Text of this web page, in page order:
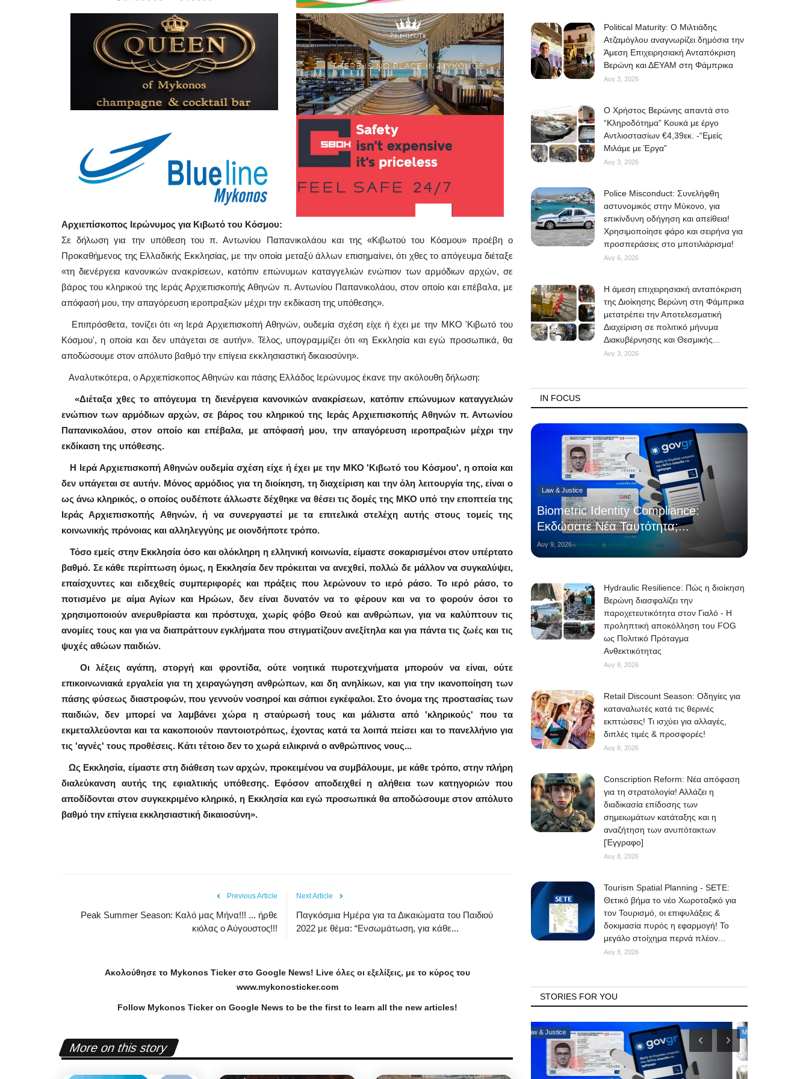
Αρχιεπίσκοπος Ιερώνυμος για Κιβωτό του Κόσμου:
Σε δήλωση για την υπόθεση του π. Αντωνίου Παπανικολάου και της «Κιβωτού του Κόσμου» προέβη ο
Προκαθήμενος της Ελλαδικής Εκκλησίας, με την οποία μεταξύ άλλων επισημαίνει, ότι χθες το απόγευμα διέταξε
«τη διενέργεια κανονικών ανακρίσεων, κατόπιν επώνυμων καταγγελιών ενώπιον των αρμόδιων αρχών, σε
βάρος του κληρικού της Ιεράς Αρχιεπισκοπής Αθηνών π. Αντωνίου Παπανικολάου, στον οποίο και επέβαλα, με
απόφασή μου, την απαγόρευση ιεροπραξιών μέχρι την εκδίκαση της υπόθεσης».
Επιπρόσθετα, τονίζει ότι «η Ιερά Αρχιεπισκοπή Αθηνών, ουδεμία σχέση είχε ή έχει με την ΜΚΟ 'Κιβωτό του
Κόσμου', η οποία και δεν υπάγεται σε αυτήν». Τέλος, υπογραμμίζει ότι «η Εκκλησία και εγώ προσωπικά, θα
αποδώσουμε στον απόλυτο βαθμό την επίγεια εκκλησιαστική δικαιοσύνη».
Αναλυτικότερα, ο Αρχιεπίσκοπος Αθηνών και πάσης Ελλάδος Ιερώνυμος έκανε την ακόλουθη δήλωση:
«Διέταξα χθες το απόγευμα τη διενέργεια κανονικών ανακρίσεων, κατόπιν επώνυμων καταγγελιών
ενώπιον των αρμόδιων αρχών, σε βάρος του κληρικού της Ιεράς Αρχιεπισκοπής Αθηνών π. Αντωνίου
Παπανικολάου, στον οποίο και επέβαλα, με απόφασή μου, την απαγόρευση ιεροπραξιών μέχρι την
εκδίκαση της υπόθεσης.
Η Ιερά Αρχιεπισκοπή Αθηνών ουδεμία σχέση είχε ή έχει με την ΜΚΟ 'Κιβωτό του Κόσμου', η οποία και
δεν υπάγεται σε αυτήν. Μόνος αρμόδιος για τη διοίκηση, τη διαχείριση και την όλη λειτουργία της, είναι ο
ως άνω κληρικός, ο οποίος ουδέποτε άλλωστε δέχθηκε να θέσει τις δομές της ΜΚΟ υπό την εποπτεία της
Ιεράς Αρχιεπισκοπής Αθηνών, ή να συνεργαστεί με τα επιτελικά στελέχη αυτής στους τομείς της
κοινωνικής πρόνοιας και αλληλεγγύης με οιονδήποτε τρόπο.
Τόσο εμείς στην Εκκλησία όσο και ολόκληρη η ελληνική κοινωνία, είμαστε σοκαρισμένοι στον υπέρτατο
βαθμό. Σε κάθε περίπτωση όμως, η Εκκλησία δεν πρόκειται να ανεχθεί, πολλώ δε μάλλον να συγκαλύψει,
επαίσχυντες και ειδεχθείς συμπεριφορές και πράξεις που λερώνουν το ιερό ράσο. Το ιερό ράσο, το
ποτισμένο με αίμα Αγίων και Ηρώων, δεν είναι δυνατόν να το φέρουν και να το φορούν όσοι το
χρησιμοποιούν ανερυθρίαστα και πρόστυχα, χωρίς φόβο Θεού και ανθρώπων, για να καλύπτουν τις
ανομίες τους και για να διαπράττουν εγκλήματα που στιγματίζουν ανεξίτηλα και για πάντα τις ζωές και τις
ψυχές αθώων παιδιών.
Οι λέξεις αγάπη, στοργή και φροντίδα, ούτε νοητικά πυροτεχνήματα μπορούν να είναι, ούτε
επικοινωνιακά εργαλεία για τη χειραγώγηση ανθρώπων, και δη ανηλίκων, και για την ικανοποίηση των
πάσης φύσεως διαστροφών, που γεννούν νοσηροί και σάπιοι εγκέφαλοι. Στο όνομα της προστασίας των
παιδιών, δεν μπορεί να λαμβάνει χώρα η σταύρωσή τους και μάλιστα από 'κληρικούς' που τα
εκμεταλλεύονται και τα κακοποιούν παντοιοτρόπως, έχοντας κατά τα λοιπά πείσει και το πανελλήνιο για
τις 'αγνές' τους προθέσεις. Κάτι τέτοιο δεν το χωρά ειλικρινά ο ανθρώπινος νους...
Ως Εκκλησία, είμαστε στη διάθεση των αρχών, προκειμένου να συμβάλουμε, με κάθε τρόπο, στην πλήρη
διαλεύκανση αυτής της εφιαλτικής υπόθεσης. Εφόσον αποδειχθεί η αλήθεια των κατηγοριών που
αποδίδονται στον συγκεκριμένο κληρικό, η Εκκλησία και εγώ προσωπικά θα αποδώσουμε στον απόλυτο
βαθμό την επίγεια εκκλησιαστική δικαιοσύνη».
Previous Article
Peak Summer Season: Kαλό μας Μήνα!!! ... ήρθε
κιόλας ο Αύγουστος!!!
Next Article
Παγκόσμια Ημέρα για τα Δικαιώματα του Παιδιού
2022 με θέμα: “Ενσωμάτωση, για κάθε...
Ακολούθησε το Mykonos Tickerστο Google News! Liveόλες οι εξελίξεις, με το κύρος του
www.mykonosticker.com
Follow Mykonos Ticker on Google Newsto be the first to learn all the new articles!
More on this story
Political Maturity: Ο Μιλτιάδης
Ατζαμόγλου αναγνωρίζει δημόσια την
Άμεση Επιχειρησιακή Ανταπόκριση
Βερώνη και ΔΕΥΑΜ στη Φάμπρικα
Αυγ 3, 2026
O Χρήστος Βερώνης απαντά στο
“Κληροδότημα” Κουκά με έργο
Αντλιοστασίων €4,39εκ. -“Εμείς
Μιλάμε με Έργα”
Αυγ 3, 2026
Police Misconduct: Συνελήφθη
αστυνομικός στην Μύκονο, για
επικίνδυνη οδήγηση και απείθεια!
Χρησιμοποίησε φάρο και σειρήνα για
προσπεράσεις στο μποτιλιάρισμα!
Αυγ 6, 2026
Η άμεση επιχειρησιακή ανταπόκριση
της Διοίκησης Βερώνη στη Φάμπρικα
μετατρέπει την Αποτελεσματική
Διαχείριση σε πολιτικό μήνυμα
Διακυβέρνησης και Θεσμικής...
Αυγ 3, 2026
IN FOCUS
Law & Justice
Biometric Identity Compliance:
Εκδώσατε Νέα Ταυτότητα;...
Αυγ 9, 2026
Hydraulic Resilience: Πώς η διοίκηση
Βερώνη διασφαλίζει την
παροχετευτικότητα στον Γιαλό - Η
προληπτική αποκόλληση του FOG
ως Πολιτικό Πρόταγμα
Ανθεκτικότητας
Αυγ 8, 2026
Retail Discount Season: Οδηγίες για
καταναλωτές κατά τις θερινές
εκπτώσεις! Τι ισχύει για αλλαγές,
διπλές τιμές & προσφορές!
Αυγ 8, 2026
Conscription Reform: Νέα απόφαση
για τη στρατολογία! Αλλάζει η
διαδικασία επίδοσης των
σημειωμάτων κατάταξης και η
αναζήτηση των ανυπότακτων
[Έγγραφο]
Αυγ 8, 2026
Tourism Spatial Planning - SETE:
Θετικό βήμα το νέο Χωροταξικό για
τον Τουρισμό, οι επιφυλάξεις &
δοκιμασία πυρός η εφαρμογή! Το
μεγάλο στοίχημα περνά πλέον...
Αυγ 8, 2026
STORIES FOR YOU
Mykonos Δ.Ε.Υ.Α. Μυκόνου